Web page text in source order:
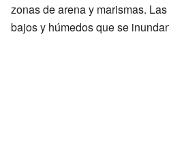
zonas de arena y marismas.
bajos y húmedos que se